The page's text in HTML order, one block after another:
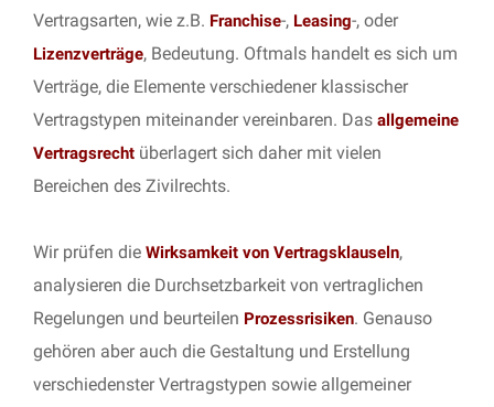
Vertragsarten, wie z.B. Franchise-, Leasing-, oder
Lizenzverträge, Bedeutung. Oftmals handelt es sich um
Verträge, die Elemente verschiedener klassischer
Vertragstypen miteinander vereinbaren. Das allgemeine
Vertragsrecht überlagert sich daher mit vielen
Bereichen des Zivilrechts.
Wir prüfen die Wirksamkeit von Vertragsklauseln,
analysieren die Durchsetzbarkeit von vertraglichen
Regelungen und beurteilen Prozessrisiken. Genauso
gehören aber auch die Gestaltung und Erstellung
verschiedenster Vertragstypen sowie allgemeiner